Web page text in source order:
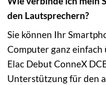
den Lautsprechern?
Sie können Ihr
Computer ganz
Elac Debut ConneX
Unterstützung für den